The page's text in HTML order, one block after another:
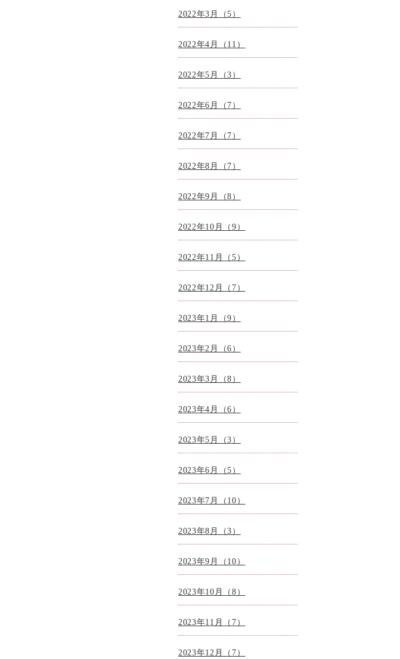
2022年3月（5）
2022年4月（11）
2022年5月（3）
2022年6月（7）
2022年7月（7）
2022年8月（7）
2022年9月（8）
2022年10月（9）
2022年11月（5）
2022年12月（7）
2023年1月（9）
2023年2月（6）
2023年3月（8）
2023年4月（6）
2023年5月（3）
2023年6月（5）
2023年7月（10）
2023年8月（3）
2023年9月（10）
2023年10月（8）
2023年11月（7）
2023年12月（7）